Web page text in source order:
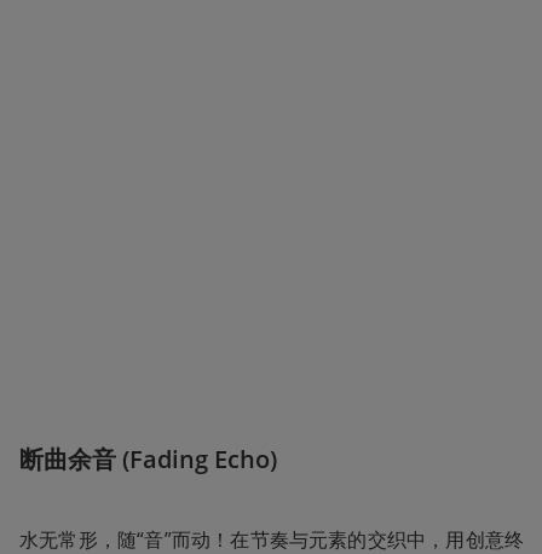
断曲余音 (Fading Echo)
水无常形，随“音”而动！在节奏与元素的交织中，用创意终